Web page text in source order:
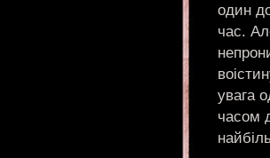
один
час.
увага
часом